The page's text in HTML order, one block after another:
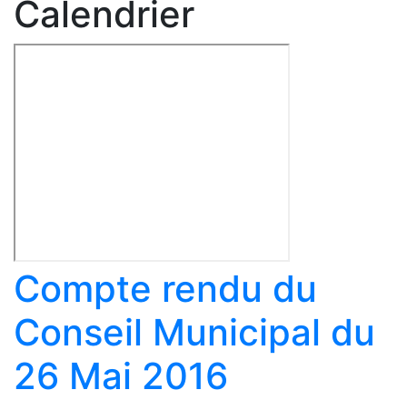
Calendrier
Compte rendu du
Conseil Municipal du
26 Mai 2016